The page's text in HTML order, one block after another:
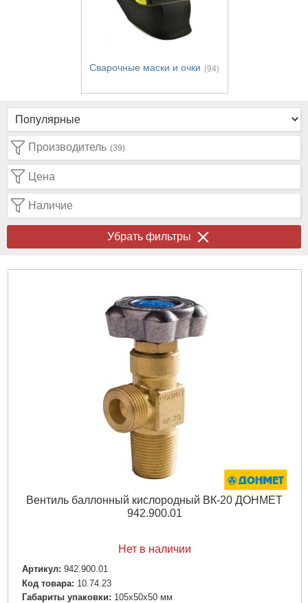
Сварочные маски и очки (94)
Производитель (39)
Цена
Наличие
Убрать фильтры
Вентиль баллонный кислородный ВК-20 ДОНМЕТ
942.900.01
Нет в наличии
Артикул: 942.900.01
Код товара: 10.74.23
Габариты упаковки: 105x50x50 мм